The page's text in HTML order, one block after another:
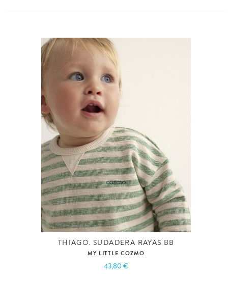
THIAGO. SUDADERA RAYAS BB
MY LITTLE COZMO
43,80 €